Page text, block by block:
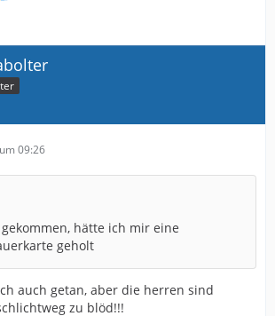
nicht warum man nicht einen
holt mit alten ausgedienten
das würde Euphorie
Zuschauer zurück holen. Das kostet
war auch anfangs eine richtige
beim Komapatienten Arminia bald
endlich auf!!! Es wir nur gelabert aber
Es ist zum Heulen........Letzter der 3.
09:26
hätte ich mir eine
geholt
auch getan, aber die herren sind
zu blöd!!!